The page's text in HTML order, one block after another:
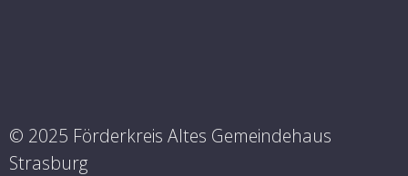
© 2025 Förderkreis Altes Gemeindehaus
Strasburg